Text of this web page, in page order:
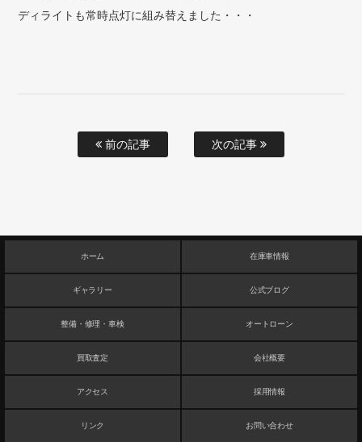
ディライトも常時点灯に組み替えました・・・
前の記事 次の記事
ホーム 在庫車情報
ギャラリー 公式ブログ
整備・修理・車検 オートローン
買取査定 会社概要
アクセス 採用情報
リンク お問い合わせ